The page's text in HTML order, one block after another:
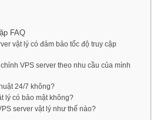
FAQ
vật lý có đảm bảo tốc độ truy cập
VPS server theo nhu cầu của mình
24/7 không?
lý có bảo mật không?
server vật lý như thế nào?